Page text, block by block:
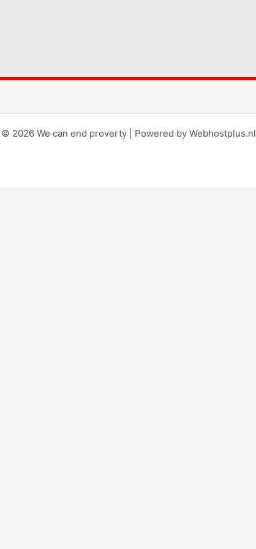
2026 We can end proverty | Powered by Webhostplus.nl